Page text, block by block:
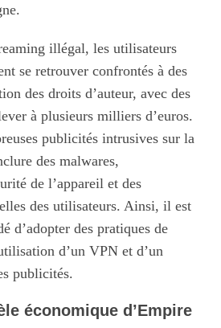
illégal, les utilisateurs
se retrouver confrontés à des
des droits d’auteur, avec des
à plusieurs milliers d’euros.
publicités intrusives sur la
des malwares,
de l’appareil et des
des utilisateurs. Ainsi, il est
d’adopter des pratiques de
d’un VPN et d’un
publicités.
économique d’Empire